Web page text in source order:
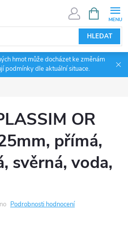
HLEDAT
NÁKUPNÍ
KOŠÍK
hmot může docházet ke změnám
podmínky dle aktuální situace.
OR
přímá,
svěrná, voda,
Podrobnosti hodnocení